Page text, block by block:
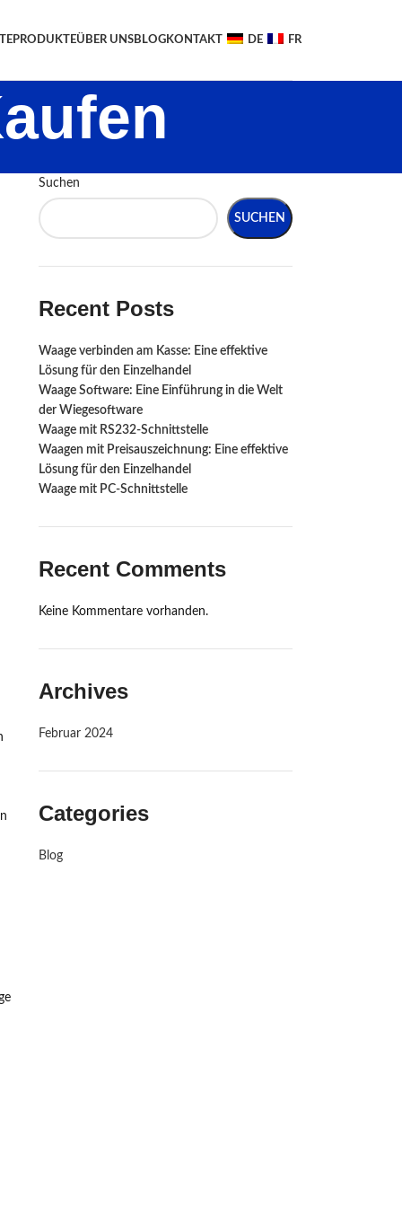
PRODUKTEÜBER UNSBLOGKONTAKT DE FR
Suchen
SUCHEN
Recent Posts
Waage verbinden am Kasse: Eine effektive
Lösung für den Einzelhandel
Waage Software: Eine Einführung in die Welt
der Wiegesoftware
Waage mit RS232-Schnittstelle ‍
Waagen mit Preisauszeichnung: Eine effektive
Lösung für den Einzelhandel
Waage mit PC-Schnittstelle
Recent Comments
Keine Kommentare vorhanden.
Archives
Februar 2024
Categories
Blog